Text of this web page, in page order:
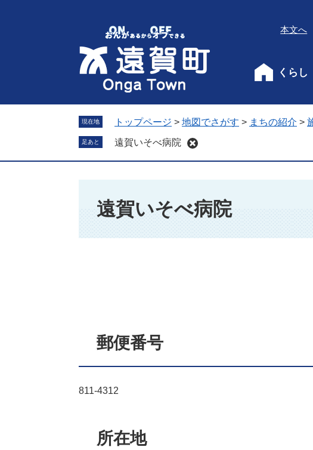
す
し
へ
本文へ
くらし
現在地 トップページ > 地図でさがす > まちの紹介 >
足あと 遠賀いそべ病院
遠賀いそべ病院
郵便番号
811-4312
所在地